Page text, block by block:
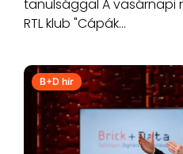
tanulsággal A
RTL klub "Cápák...
B+D hír